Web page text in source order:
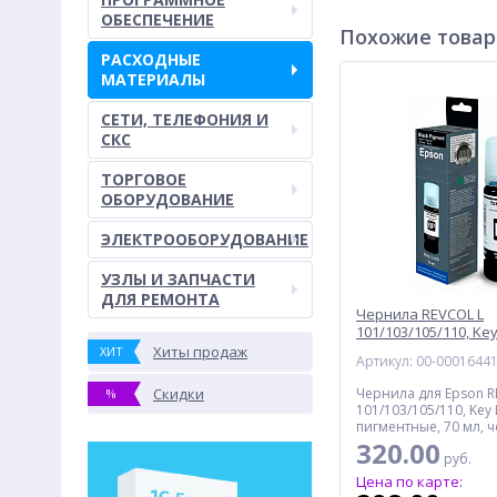
ОБЕСПЕЧЕНИЕ
РАСХОДНЫЕ
МАТЕРИАЛЫ
СЕТИ, ТЕЛЕФОНИЯ И
СКС
ТОРГОВОЕ
ОБОРУДОВАНИЕ
ЭЛЕКТРООБОРУДОВАНИЕ
УЗЛЫ И ЗАПЧАСТИ
ДЛЯ РЕМОНТА
ХИТ Хиты продаж
% Скидки
Похожие
Чернила REVCOL L
101/103/105/110,
черный
Артикул: 00-00016441
Чернила для Epson
101/103/105/110, Key
пигментные, 70 мл,
320.00 руб.
Цена по карте: